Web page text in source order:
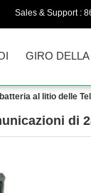
Sales & Support :
GIRO
al litio delle
di